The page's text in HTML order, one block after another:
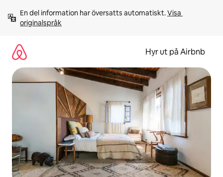
innehåll
En del information har översatts automatiskt. Visa
originalspråk
Hyr ut på Airbnb